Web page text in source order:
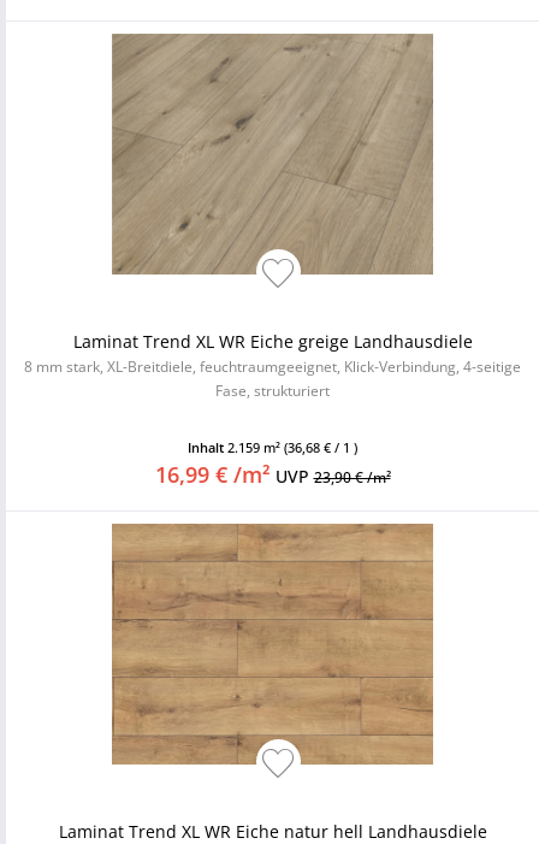
Laminat Trend XL WR Eiche greige Landhausdiele
8 mm stark, XL-Breitdiele, feuchtraumgeeignet, Klick-Verbindung, 4-seitige
Fase, strukturiert
Inhalt 2.159 m² (36,68 € / 1 )
16,99 € /m² UVP23,90 € /m²
Laminat Trend XL WR Eiche natur hell Landhausdiele